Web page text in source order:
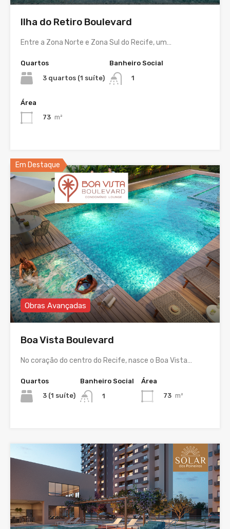
Ilha do Retiro Boulevard
Entre a Zona Norte e Zona Sul do Recife, um…
Quartos
3 quartos (1 suíte)
Banheiro Social
1
Área
73 m²
Em Destaque
Obras Avançadas
Boa Vista Boulevard
No coração do centro do Recife, nasce o Boa Vista…
Quartos
3 (1 suíte)
Banheiro Social
1
Área
73 m²